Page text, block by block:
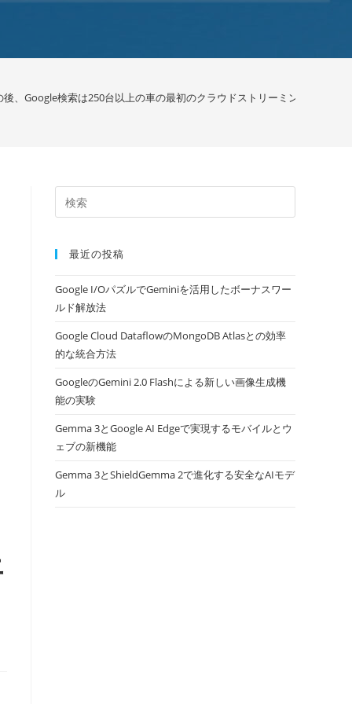
後、Google検索は250台以上の車の最初のクラウドストリーミング3Dモデ
最近の投稿
Google I/OパズルでGeminiを活用したボーナスワー
ルド解放法
Google Cloud DataflowのMongoDB Atlasとの効率
的な統合方法
GoogleのGemini 2.0 Flashによる新しい画像生成機
能の実験
Gemma 3とGoogle AI Edgeで実現するモバイルとウ
ェブの新機能
Gemma 3とShieldGemma 2で進化する安全なAIモデ
ル